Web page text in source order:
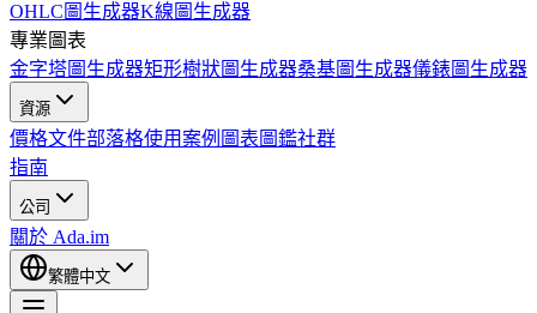
OHLC圖生成器K線圖生成器
專業圖表
金字塔圖生成器矩形樹狀圖生成器桑基圖生成器儀錶圖生成器
資源
價格文件部落格使用案例 圖表圖鑑社群
指南
公司
關於 Ada.im
繁體中文